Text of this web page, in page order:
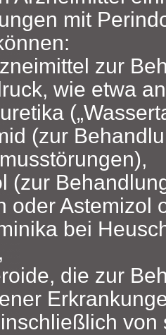
mit
zur
wie etwa
(zur
(zur
oder Astemizol
bei
die zur
von